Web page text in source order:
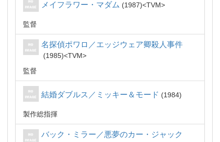
メイフラワー・マダム 1987 TVM
監督
名探偵ポワロ／エッジウェア卿殺人事件
1985
TVM
監督
結婚ダブルス／ミッキー＆モード 1984
製作総指揮
バック・ミラー／悪夢のカー・ジャック